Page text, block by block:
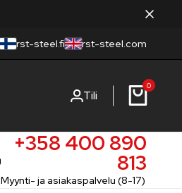
rst-steel.fi rst-steel.com
Tili
0
+358 400 890
813
Myynti- ja asiakaspalvelu (8-17)